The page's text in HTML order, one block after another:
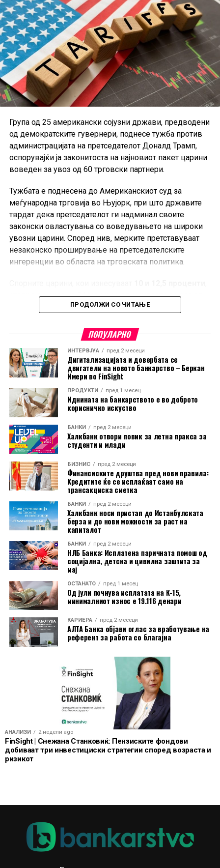
Дополнителна загриженост предизвикува фактот што
околу 40 проценти од анкетираните граѓани сметаат
дека нивните приходи нема целосно да ја надоместат
изгубената куповна моќ поради инфлацијата. Според
ЕЦБ, доколку овие очекувања се задржат,
домаќинствата би можеле да продолжат да штедат
наместо да трошат, што дополнително би го забавило
економскиот раст во еврозоната.
Група од 25 американски сојузни држави, предводени
од демократските гувернери, поднесе тужба против
администрацијата на претседателот Доналд Трамп,
оспорувајќи ја законитоста на најновиот пакет царини
воведен за увоз од 60 трговски партнери.
Тужбата е поднесена до Американскиот суд за
меѓународна трговија во Њујорк, при што државите
тврдат дека претседателот ги надминал своите
законски овластувања со воведувањето на широки
увозни царини. Според нив, мерките претставуваат
незаконско проширување на претседателските
ингеренции во областа на трговската политика.
стапија во сила на 24 јули и се однесуваат на увоз од
60 трговски партнери, меѓу кои е и Европската Унија.
тврдењето дека засегнатите земји не преземаат
доволно активности за спречување на увоз на
производи изработени со принудна работа.
Ова е најновото во низата правни оспорувања на
трговската политика на Трамп. Претходно, повеќе
американски компании успеаја да издејствуваат
судски одлуки против дел од неговите царински
мерки, но администрацијата продолжи со
воведување нови ограничувања.
Подносителите на тужбата наведуваат дека, иако
американскиот закон дозволува воведување царини
во одредени случаи, историски тие биле насочени кон
конкретни земји или индустрии. Според нив,
сегашниот широк пристап, кој опфаќа речиси
целокупниот американски увоз, нема преседан и ги
надминува законските рамки.
ПРОДОЛЖИ СО ЧИТАЊЕ
ПОПУЛАРНО
ИНТЕРВЈУА пред 2 месеци
Дигитализацијата и довербата се
двигатели на новото банкарство – Беркан
Имери во FinSight
ПРОДУКТИ пред 1 месец
Иднината на банкарството е во доброто
корисничко искуство
БАНКИ пред 2 месеци
Халкбанк отвори повик за летна пракса за
студенти и млади
БИЗНИС пред 2 месеци
Финансиските друштва пред нови правила:
Кредитите ќе се исплаќаат само на
трансакциска сметка
БАНКИ пред 2 месеци
Халкбанк носи пристап до Истанбулската
берза и до нови можности за раст на
капиталот
БАНКИ пред 2 месеци
НЛБ Банка: Исплатена паричната помош од
социјална, детска и цивилна заштита за
мај
ОСТАНАТО пред 1 месец
Од јули почнува исплатата на К-15,
минималниот износ е 19.116 денари
КАРИЕРА пред 2 месеци
АЛТА Банка објави оглас за вработување на
референт за работа со благајна
АНАЛИЗИ 2 недели ago
FinSight | Снежана Станковиќ: Пензиските фондови
добиваат три инвестициски стратегии според возраста и
ризикот